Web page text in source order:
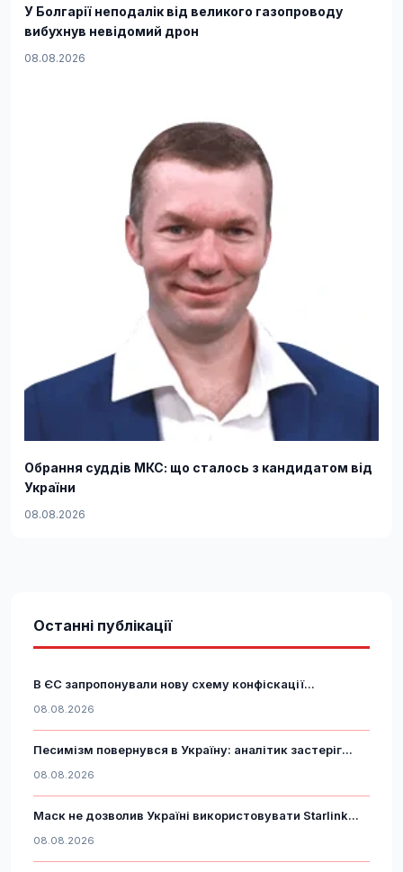
У Болгарії неподалік від великого газопроводу
вибухнув невідомий дрон
08.08.2026
Обрання суддів МКС: що сталось з кандидатом від
України
08.08.2026
Останні публікації
В ЄС запропонували нову схему конфіскації...
08.08.2026
Песимізм повернувся в Україну: аналітик застеріг...
08.08.2026
Маск не дозволив Україні використовувати Starlink...
08.08.2026